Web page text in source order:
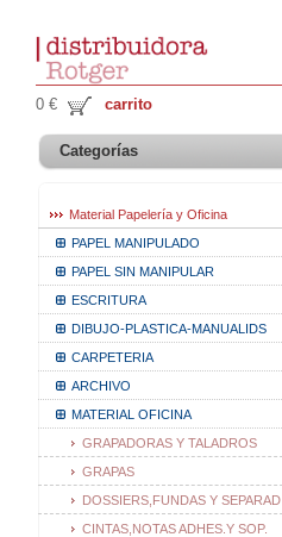
0 € carrito
Categorías
Material Papelería y Oficina
PAPEL MANIPULADO
PAPEL SIN MANIPULAR
ESCRITURA
DIBUJO-PLASTICA-MANUALIDS
CARPETERIA
ARCHIVO
MATERIAL OFICINA
GRAPADORAS Y TALADROS
GRAPAS
DOSSIERS,FUNDAS Y SEPARAD
CINTAS,NOTAS ADHES.Y SOP.